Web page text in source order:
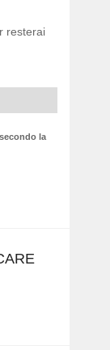
resterai
la